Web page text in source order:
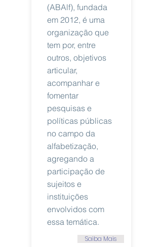
(ABAlf), fundada
em 2012, é uma
organização que
tem por, entre
outros, objetivos
articular,
acompanhar e
fomentar
pesquisas e
políticas públicas
no campo da
alfabetização,
agregando a
participação de
sujeitos e
instituições
envolvidos com
essa temática.
Saiba Mais